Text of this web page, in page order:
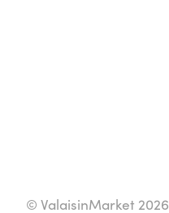
© ValaisinMarket 2026